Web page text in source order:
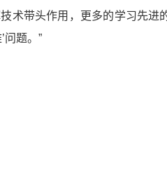
术带头作用，更多的学习先
问题。”